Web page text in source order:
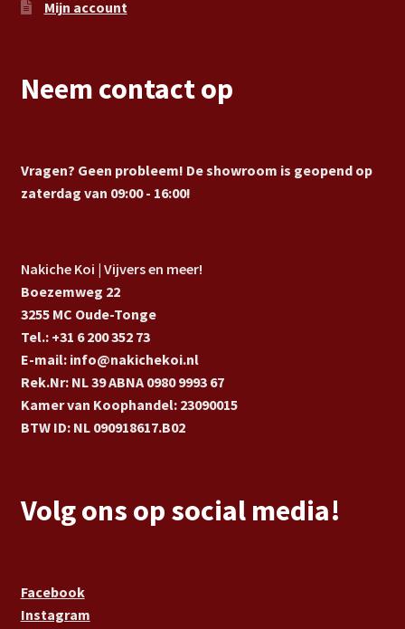
Mijn account
Neem contact op
Vragen? Geen probleem! De showroom is geopend op
zaterdag van 09:00 - 16:00!
Nakiche Koi | Vijvers en meer!
Boezemweg 22
3255 MC Oude-Tonge
Tel.: +31 6 200 352 73
E-mail: info@nakichekoi.nl
Rek.Nr: NL 39 ABNA 0980 9993 67
Kamer van Koophandel: 23090015
BTW ID: NL 090918617.B02
Volg ons op social media!
Facebook
Instagram